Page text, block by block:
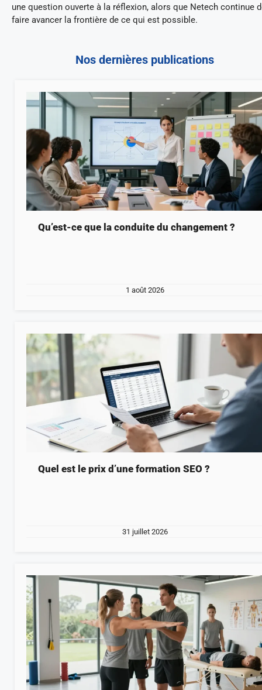
une question ouverte à la réflexion, alors que Netech continue
faire avancer la frontière de ce qui est possible.
Nos dernières publications
Qu’est-ce que la conduite du changement ?
1 août 2026
Quel est le prix d’une formation SEO ?
31 juillet 2026